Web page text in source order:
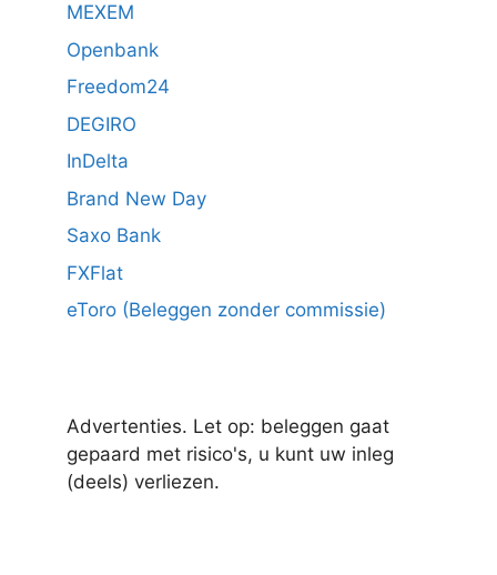
MEXEM
Openbank
Freedom24
DEGIRO
InDelta
Brand New Day
Saxo Bank
FXFlat
eToro (Beleggen zonder commissie)
Advertenties. Let op: beleggen gaat
gepaard met risico's, u kunt uw inleg
(deels) verliezen.